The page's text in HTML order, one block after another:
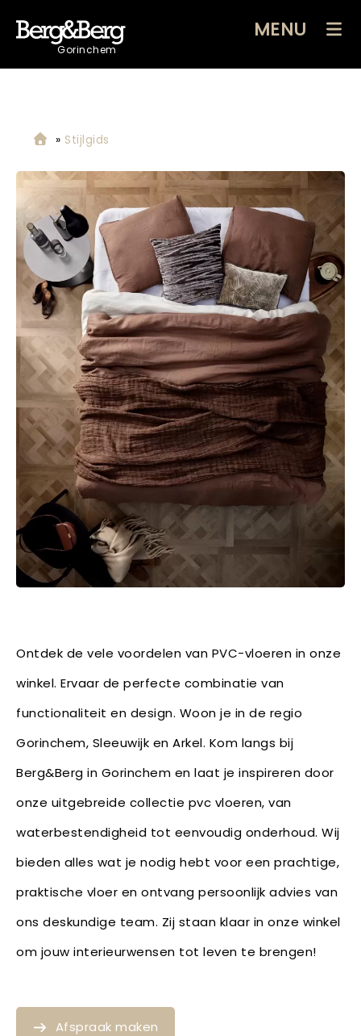
Gorinchem
MENU
» Stijlgids
Ontdek de vele voordelen van PVC-vloeren in onze
winkel. Ervaar de perfecte combinatie van
functionaliteit en design. Woon je in de regio
Gorinchem, Sleeuwijk en Arkel. Kom langs bij
Berg&Berg in Gorinchem en laat je inspireren door
onze uitgebreide collectie pvc vloeren, van
waterbestendigheid tot eenvoudig onderhoud. Wij
bieden alles wat je nodig hebt voor een prachtige,
praktische vloer en ontvang persoonlijk advies van
ons deskundige team. Zij staan klaar in onze winkel
om jouw interieurwensen tot leven te brengen!
Afspraak maken